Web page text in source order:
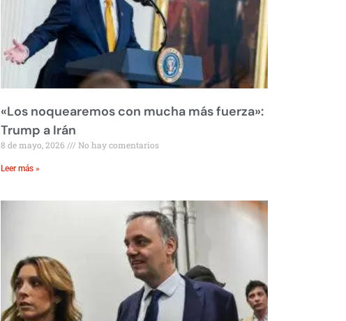
«Los noquearemos con mucha más fuerza»:
Trump a Irán
8 de mayo, 2026 No hay comentarios
Leer más »